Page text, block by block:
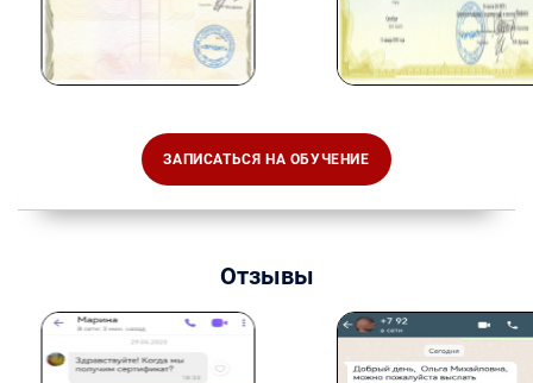
ЗАПИСАТЬСЯ НА ОБУЧЕНИЕ
Отзывы